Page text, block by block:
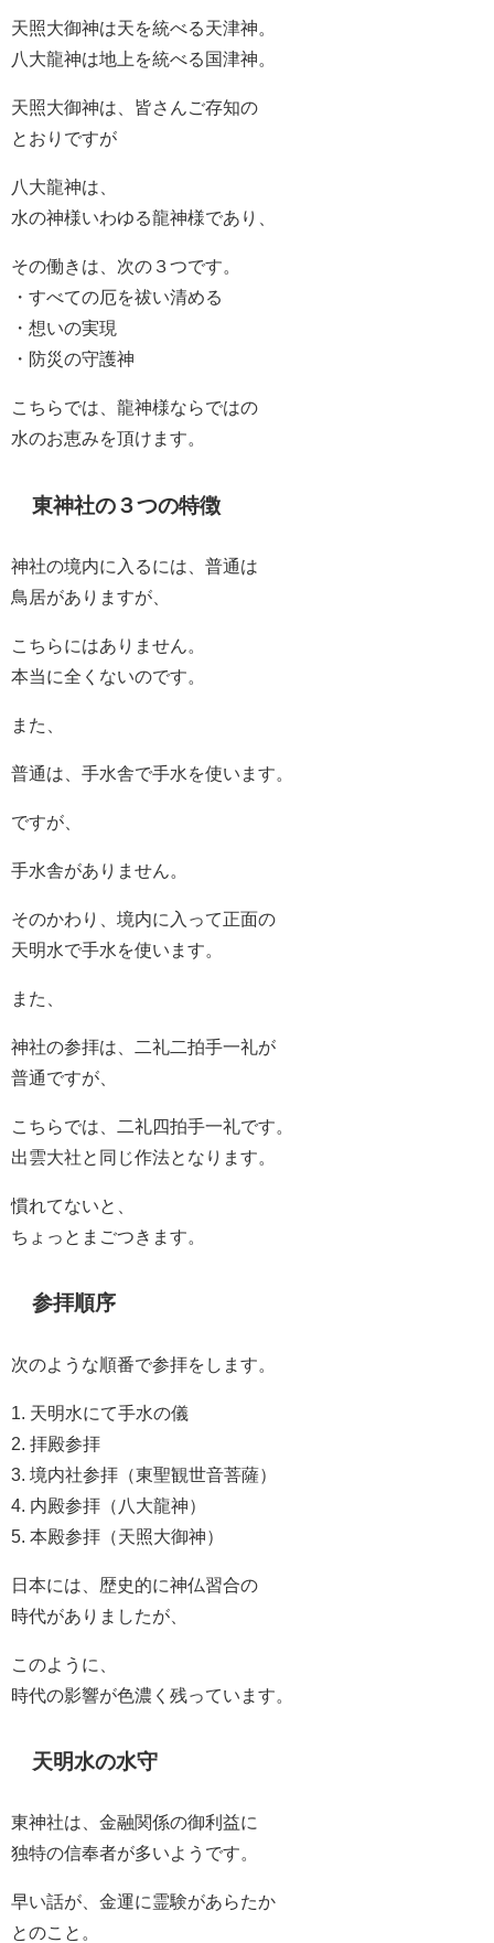
天照大御神は天を統べる天津神。
八大龍神は地上を統べる国津神。
天照大御神は、皆さんご存知の
とおりですが
八大龍神は、
水の神様いわゆる龍神様であり、
その働きは、次の３つです。
・すべての厄を祓い清める
・想いの実現
・防災の守護神
こちらでは、龍神様ならではの
水のお恵みを頂けます。
東神社の３つの特徴
神社の境内に入るには、普通は
鳥居がありますが、
こちらにはありません。
本当に全くないのです。
また、
普通は、手水舎で手水を使います。
ですが、
手水舎がありません。
そのかわり、境内に入って正面の
天明水で手水を使います。
また、
神社の参拝は、二礼二拍手一礼が
普通ですが、
こちらでは、二礼四拍手一礼です。
出雲大社と同じ作法となります。
慣れてないと、
ちょっとまごつきます。
参拝順序
次のような順番で参拝をします。
1. 天明水にて手水の儀
2. 拝殿参拝
3. 境内社参拝（東聖観世音菩薩）
4. 内殿参拝（八大龍神）
5. 本殿参拝（天照大御神）
日本には、歴史的に神仏習合の
時代がありましたが、
このように、
時代の影響が色濃く残っています。
天明水の水守
東神社は、金融関係の御利益に
独特の信奉者が多いようです。
早い話が、金運に霊験があらたか
とのこと。